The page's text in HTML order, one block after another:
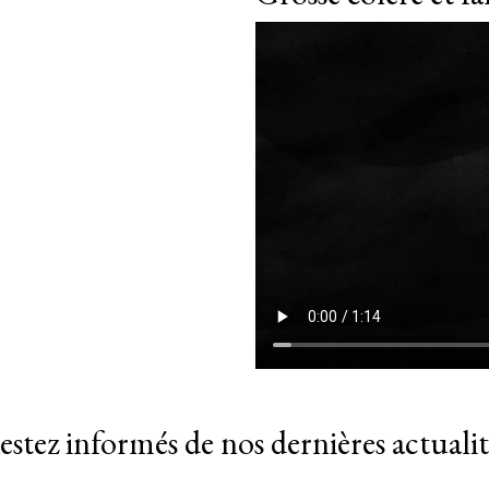
informés de nos dernières